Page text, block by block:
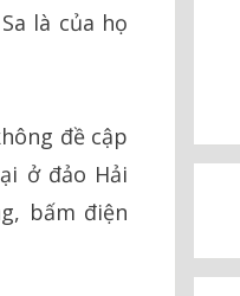
là của họ
đề cập
ở đảo Hải
bấm điện